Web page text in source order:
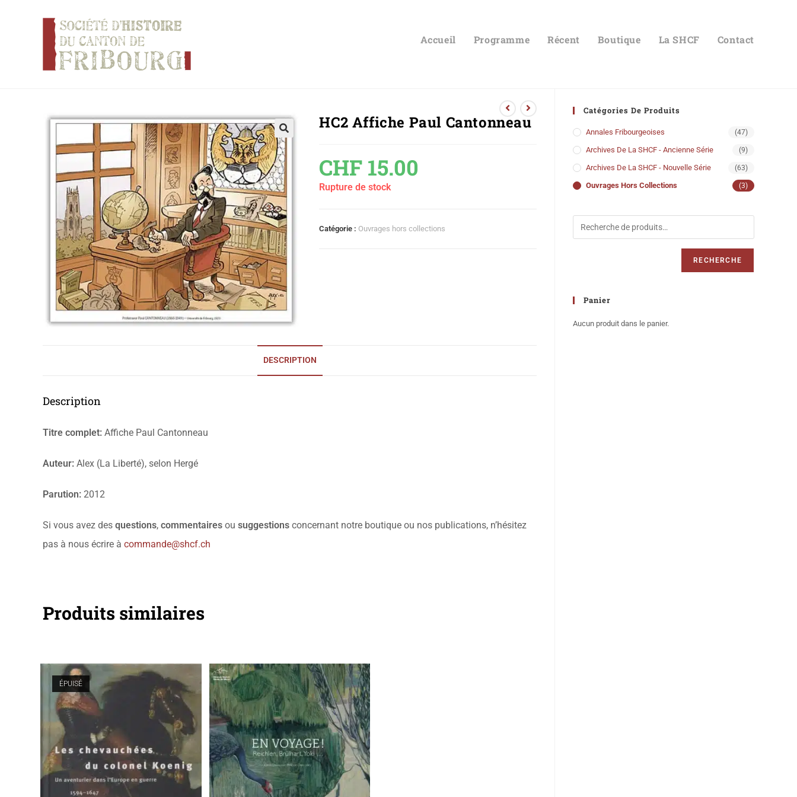
Accueil Programme Récent Boutique La SHCF Contact
🔍
HC2 Affiche Paul Cantonneau
CHF 15.00
Rupture de stock
Catégorie : Ouvrages hors collections
DESCRIPTION
Description
Titre complet: Affiche Paul Cantonneau
Auteur: Alex (La Liberté), selon Hergé
Parution: 2012
Si vous avez des questions, commentaires ou suggestions concernant notre boutique ou nos publications, n’hésitez
pas à nous écrire à commande@shcf.ch
Produits similaires
ÉPUISÉ
Catégories De Produits
Annales Fribourgeoises (47)
Archives De La SHCF - Ancienne Série (9)
Archives De La SHCF - Nouvelle Série (63)
Ouvrages Hors Collections (3)
RECHERCHE
Panier
Aucun produit dans le panier.